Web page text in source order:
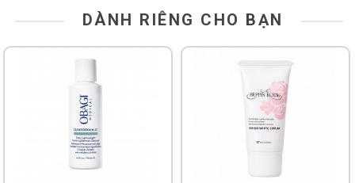
DÀNH RIÊNG CHO BẠN